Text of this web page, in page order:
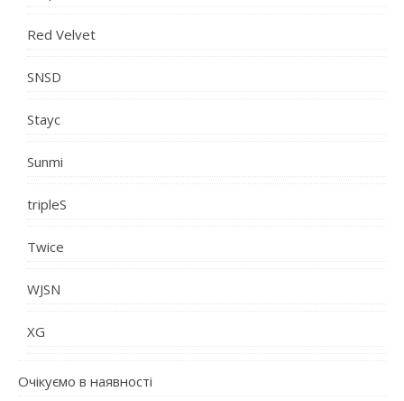
Red Velvet
SNSD
Stayc
Sunmi
tripleS
Twice
WJSN
XG
Очікуємо в наявності